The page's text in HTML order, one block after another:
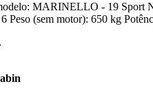
MARINELLO - 19 Sport
6 Peso (sem motor): 650 kg